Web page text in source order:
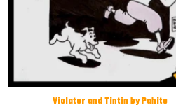
Violator and Tintin by Pahito